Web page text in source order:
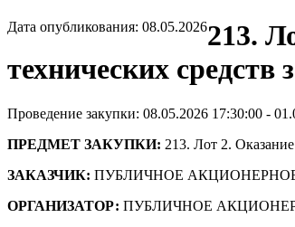
Дата опубликования: 08.05.2026213.
технических
Проведение закупки: 08.05.2026 17:30:00 -
ПРЕДМЕТ ЗАКУПКИ: 213. Лот 2.
ЗАКАЗЧИК: ПУБЛИЧНОЕ
ОРГАНИЗАТОР: ПУБЛИЧНОЕ